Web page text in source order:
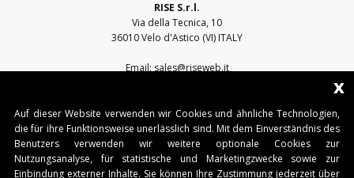
RISE S.r.l.
Via della Tecnica, 10
36010 Velo d'Astico (VI) ITALY
Email: sales@riseweb.it
x
Auf dieser Website verwenden wir Cookies und ähnliche Technologien,
die für ihre Funktionsweise unerlässlich sind. Mit dem Einverständnis des
Benutzers verwenden wir weitere optionale Cookies zur
Nutzungsanalyse, für statistische und Marketingzwecke sowie zur
Einbindung externer Inhalte. Sie können Ihre Zustimmung jederzeit über